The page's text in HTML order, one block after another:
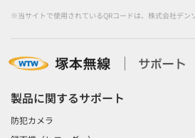
※当サイトで使用されているQRコードは、株式会社デン
製品に関するサポート
防犯カメラ